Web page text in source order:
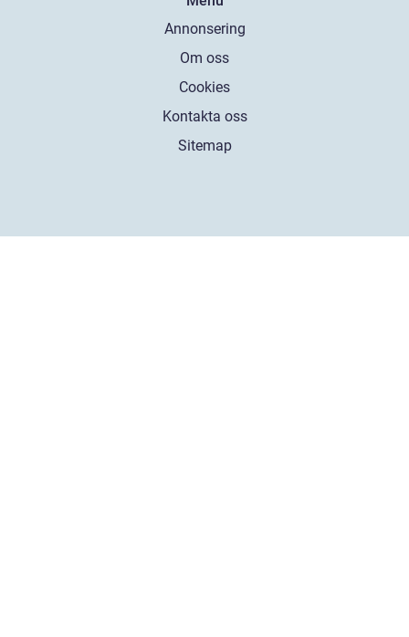
Annonsering
Om oss
Cookies
Kontakta oss
Sitemap